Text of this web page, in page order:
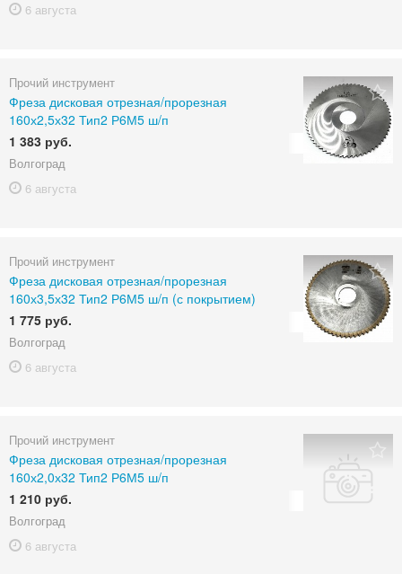
6 августа
Прочий инструмент
Фреза дисковая отрезная/прорезная
160х2,5х32 Тип2 Р6М5 ш/п
1 383 руб.
Волгоград
6 августа
Прочий инструмент
Фреза дисковая отрезная/прорезная
160х3,5х32 Тип2 Р6М5 ш/п (с покрытием)
1 775 руб.
Волгоград
6 августа
Прочий инструмент
Фреза дисковая отрезная/прорезная
160х2,0х32 Тип2 Р6М5 ш/п
1 210 руб.
Волгоград
6 августа